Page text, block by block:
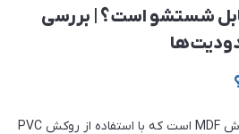
شستشو است؟ | بررسی
ترمووال وکیوم نوعی دیوارپوش MDF است که با استفاده از روکش PVC